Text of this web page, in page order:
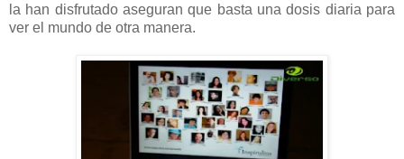
la han disfrutado aseguran que basta una dosis diaria para
ver el mundo de otra manera.